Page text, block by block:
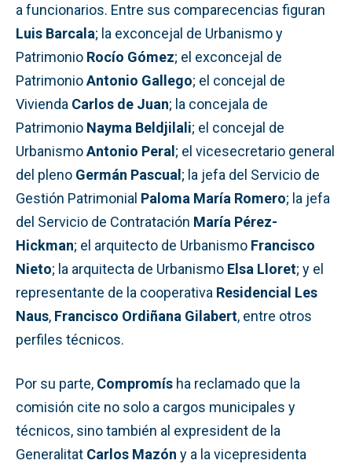
a funcionarios. Entre sus comparecencias figuran
Luis Barcala; la exconcejal de Urbanismo y
Patrimonio Rocío Gómez; el exconcejal de
PatrimonioAntonio Gallego; el concejal de
Vivienda Carlos de Juan; la concejala de
Patrimonio Nayma Beldjilali; el concejal de
UrbanismoAntonio Peral; el vicesecretario general
del pleno Germán Pascual; la jefa del Servicio de
Gestión Patrimonial Paloma María Romero; la jefa
del Servicio de Contratación María Pérez-
Hickman; el arquitecto de Urbanismo Francisco
Nieto; la arquitecta de Urbanismo Elsa Lloret; y el
representante de la cooperativa Residencial Les
Naus, Francisco Ordiñana Gilabert, entre otros
perfiles técnicos.
Por su parte, Compromís ha reclamado que la
comisión cite no solo a cargos municipales y
técnicos, sino también al expresident de la
Generalitat Carlos Mazón y a la vicepresidenta